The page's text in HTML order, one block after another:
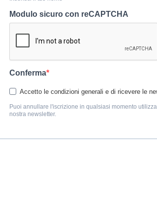
Modulo sicuro con reCAPTCHA
Conferma
Accetto le condizioni generali e di ricevere le
Puoi annullare l'iscrizione in qualsiasi momento
nostra newsletter.